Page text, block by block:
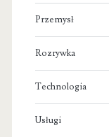
Przemysł
Rozrywka
Technologia
Usługi